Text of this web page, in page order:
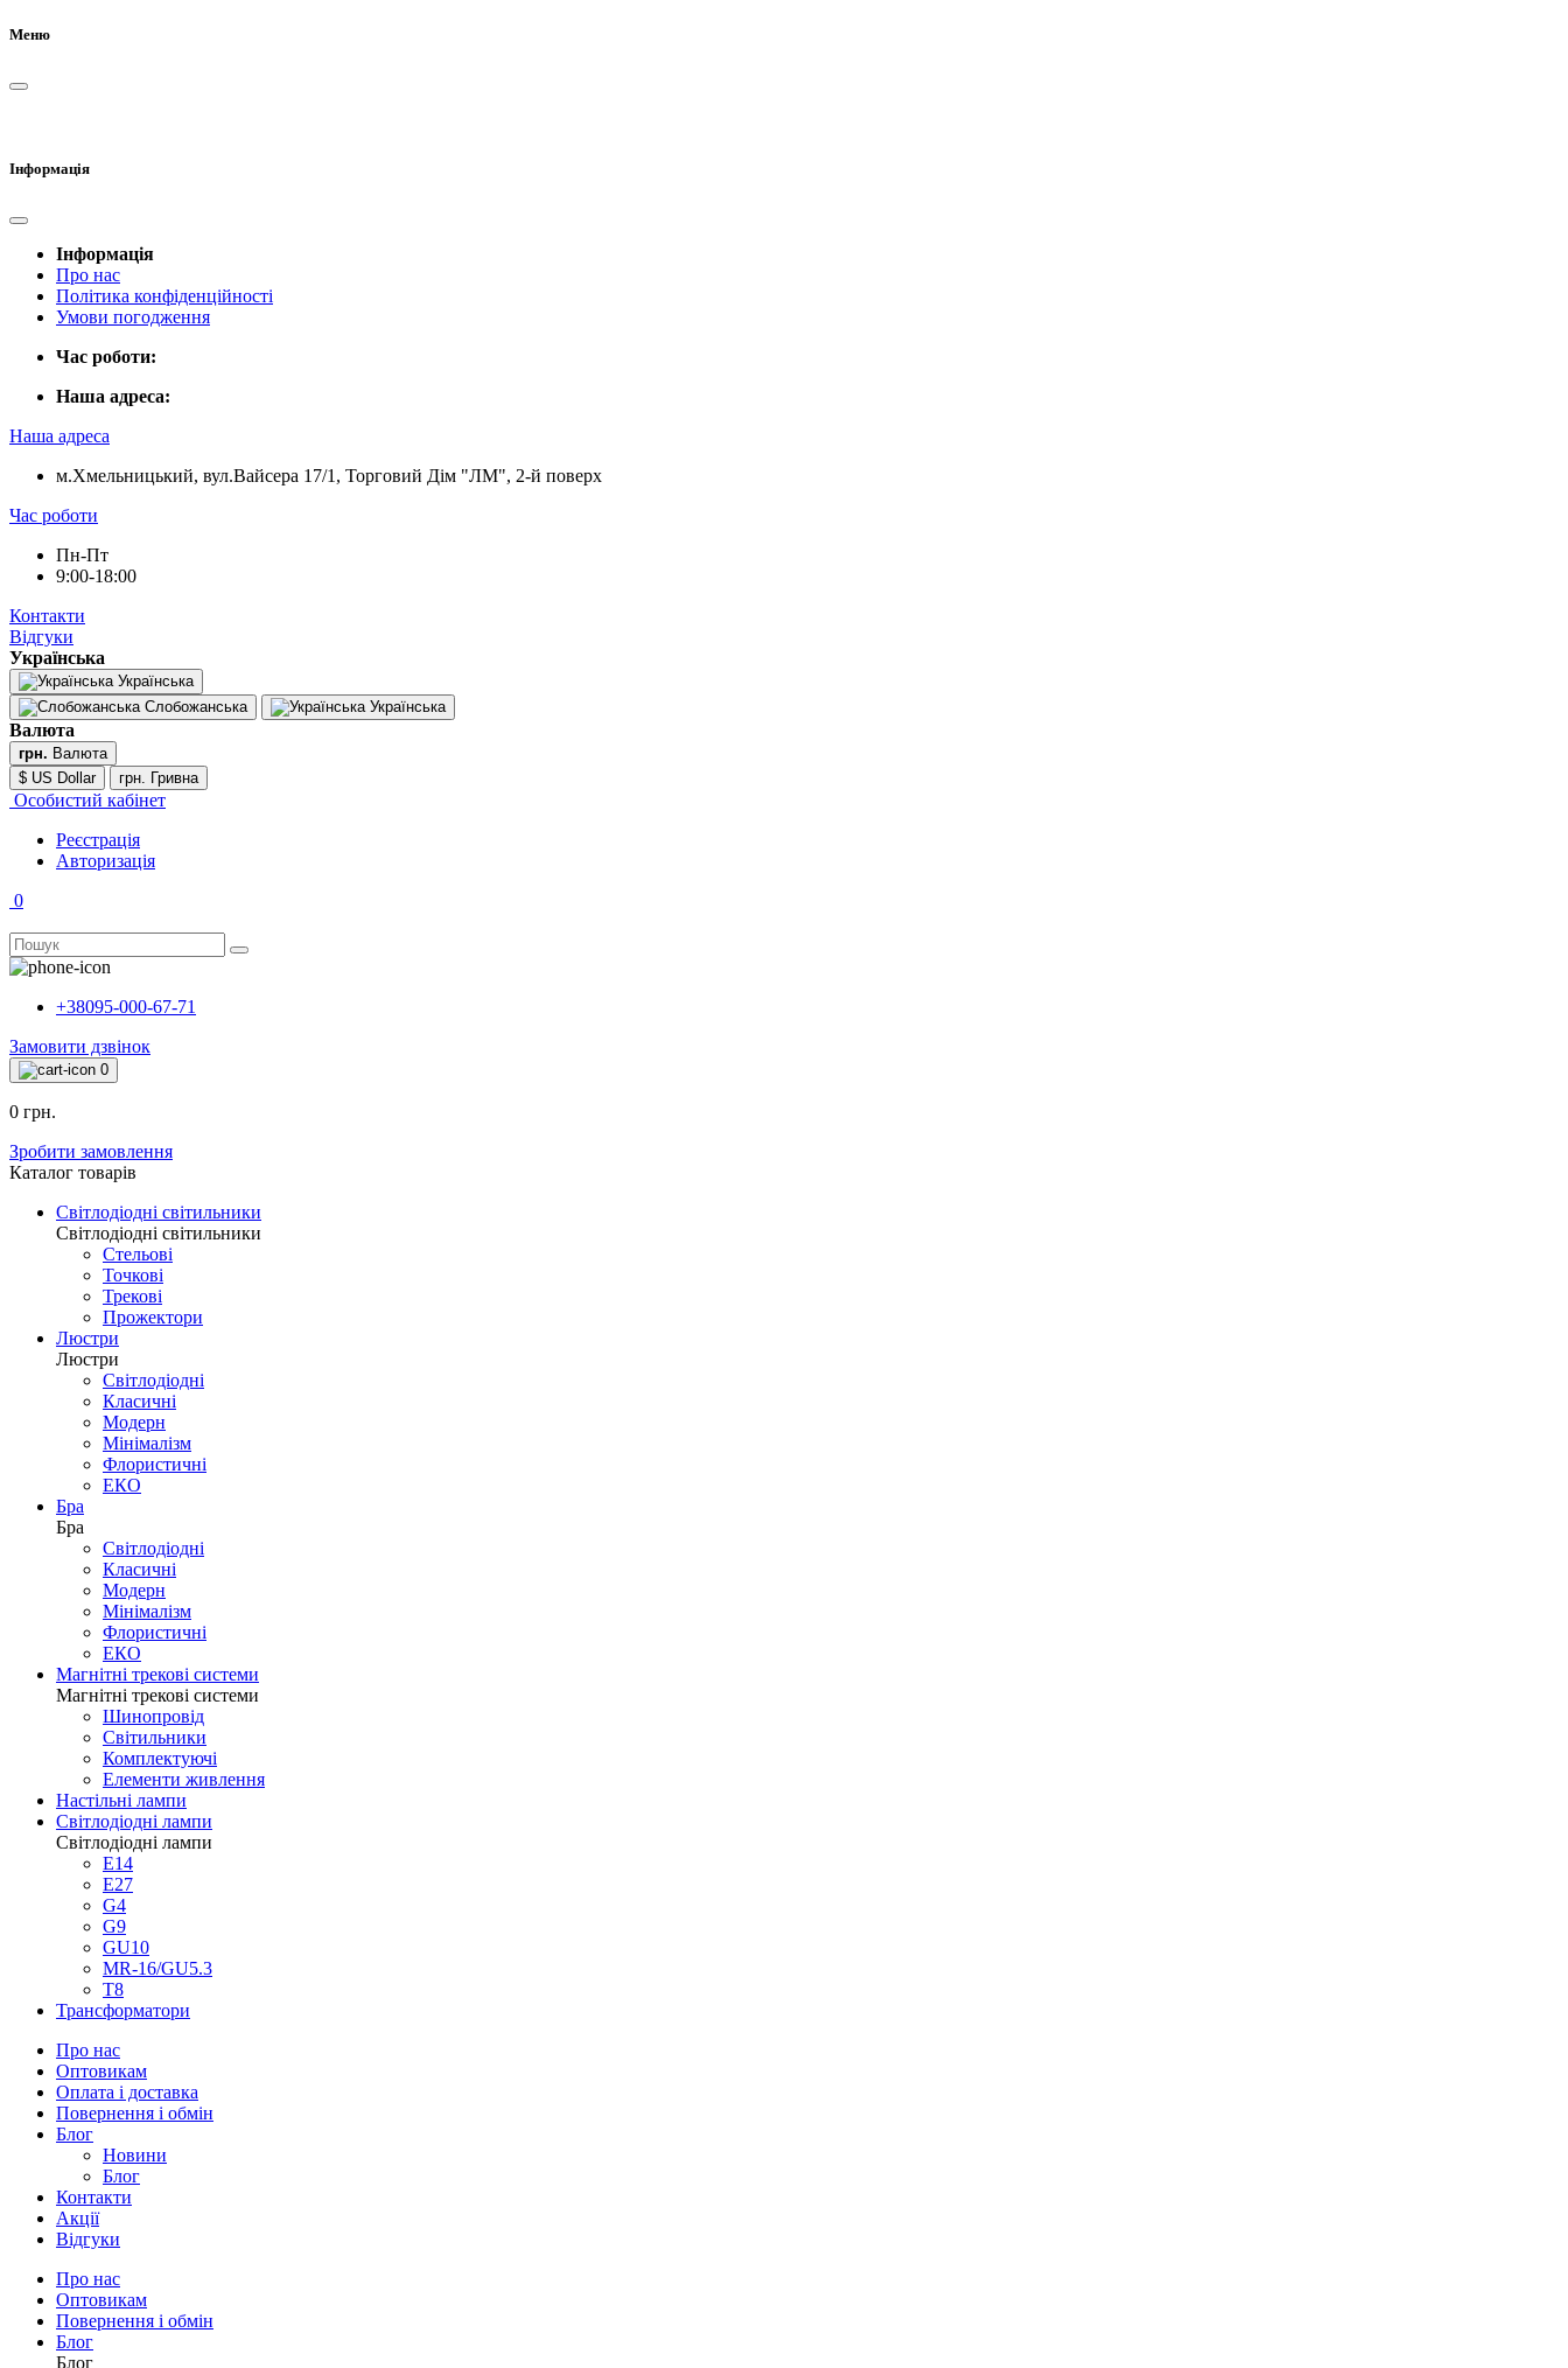
Меню
Інформація
Інформація
Про нас
Політика конфіденційності
Умови погодження
Час роботи:
Наша адреса:
Наша адреса
м.Хмельницький, вул.Вайсера 17/1, Торговий Дім "ЛМ", 2-й поверх
Час роботи
Пн-Пт
9:00-18:00
Контакти
Відгуки
Українська
Українська
Слобожанська
Українська
Валюта
грн. Валюта
$ US Dollar
грн. Гривна
Особистий кабінет
Реєстрація
Авторизація
0
+38095-000-67-71
Замовити дзвінок
0
Зробити замовлення
Каталог товарiв
Світлодіодні світильники
Стельові
Точкові
Трекові
Прожектори